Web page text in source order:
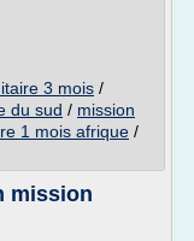
3 mois /
du sud / mission
1 mois afrique /
mission